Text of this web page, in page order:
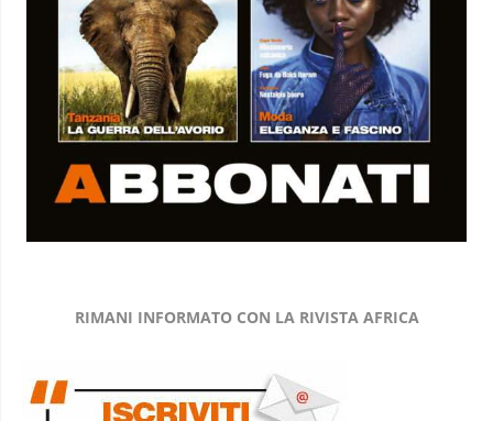
RIMANI INFORMATO CON LA RIVISTA AFRICA